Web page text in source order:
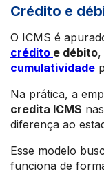
Crédito e
O ICMS é
crédito e débito,
cumulatividade
Na prática, a
credita ICMS
diferença ao
Esse modelo
funciona de